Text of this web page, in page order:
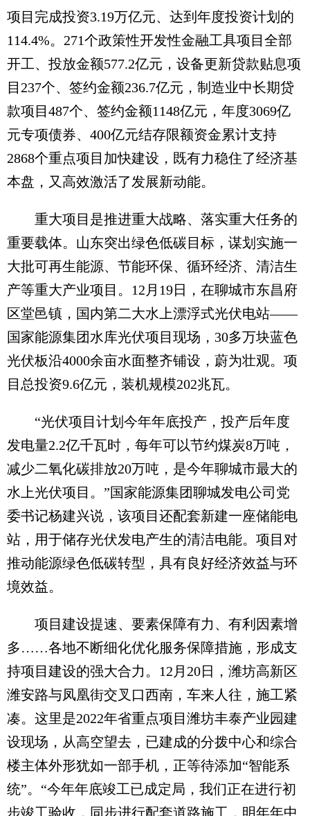
项目完成投资3.19万亿元、达到年度投资计划的
114.4%。271个政策性开发性金融工具项目全部
开工、投放金额577.2亿元，设备更新贷款贴息项
目237个、签约金额236.7亿元，制造业中长期贷
款项目487个、签约金额1148亿元，年度3069亿
元专项债券、400亿元结存限额资金累计支持
2868个重点项目加快建设，既有力稳住了经济基
本盘，又高效激活了发展新动能。
重大项目是推进重大战略、落实重大任务的
重要载体。山东突出绿色低碳目标，谋划实施一
大批可再生能源、节能环保、循环经济、清洁生
产等重大产业项目。12月19日，在聊城市东昌府
区堂邑镇，国内第二大水上漂浮式光伏电站——
国家能源集团水库光伏项目现场，30多万块蓝色
光伏板沿4000余亩水面整齐铺设，蔚为壮观。项
目总投资9.6亿元，装机规模202兆瓦。
“光伏项目计划今年年底投产，投产后年度
发电量2.2亿千瓦时，每年可以节约煤炭8万吨，
减少二氧化碳排放20万吨，是今年聊城市最大的
水上光伏项目。”国家能源集团聊城发电公司党
委书记杨建兴说，该项目还配套新建一座储能电
站，用于储存光伏发电产生的清洁电能。项目对
推动能源绿色低碳转型，具有良好经济效益与环
境效益。
项目建设提速、要素保障有力、有利因素增
多……各地不断细化优化服务保障措施，形成支
持项目建设的强大合力。12月20日，潍坊高新区
潍安路与凤凰街交叉口西南，车来人往，施工紧
凑。这里是2022年省重点项目潍坊丰泰产业园建
设现场，从高空望去，已建成的分拨中心和综合
楼主体外形犹如一部手机，正等待添加“智能系
统”。“今年年底竣工已成定局，我们正在进行初
步竣工验收，同步进行配套道路施工，明年年中